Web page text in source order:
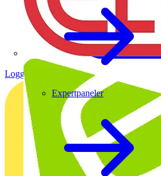
Expertpaneler
Logga in Registrera dig